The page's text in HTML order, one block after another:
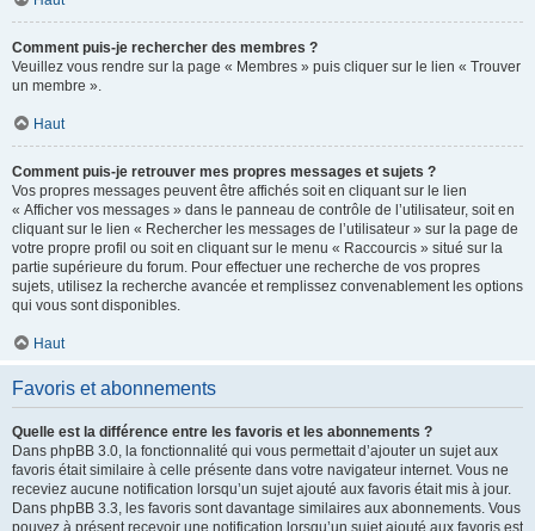
Comment puis-je rechercher des membres ?
Veuillez vous rendre sur la page « Membres » puis cliquer sur le lien « Trouver
un membre ».
Haut
Comment puis-je retrouver mes propres messages et sujets ?
Vos propres messages peuvent être affichés soit en cliquant sur le lien
« Afficher vos messages » dans le panneau de contrôle de l’utilisateur, soit en
cliquant sur le lien « Rechercher les messages de l’utilisateur » sur la page de
votre propre profil ou soit en cliquant sur le menu « Raccourcis » situé sur la
partie supérieure du forum. Pour effectuer une recherche de vos propres
sujets, utilisez la recherche avancée et remplissez convenablement les options
qui vous sont disponibles.
Haut
Favoris et abonnements
Quelle est la différence entre les favoris et les abonnements ?
Dans phpBB 3.0, la fonctionnalité qui vous permettait d’ajouter un sujet aux
favoris était similaire à celle présente dans votre navigateur internet. Vous ne
receviez aucune notification lorsqu’un sujet ajouté aux favoris était mis à jour.
Dans phpBB 3.3, les favoris sont davantage similaires aux abonnements. Vous
pouvez à présent recevoir une notification lorsqu’un sujet ajouté aux favoris est